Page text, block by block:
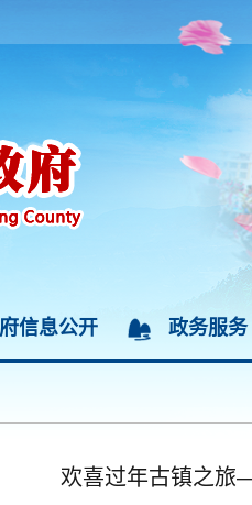
信息公开 政务服务
欢喜过年古镇之